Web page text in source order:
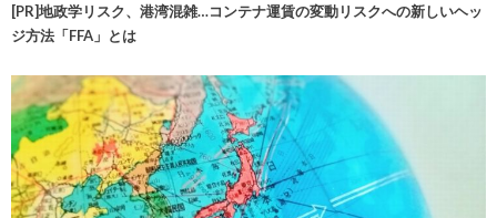
[PR]地政学リスク、港湾混雑…コンテナ運賃の変動リスクへの新しいヘッ
ジ方法「FFA」とは